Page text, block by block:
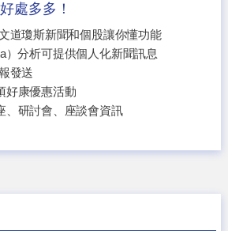
處多多！
道瓊斯新聞和個股讓你懂功能
）分析可提供個人化新聞訊息
發送
好康優惠活動
、研討會、座談會資訊